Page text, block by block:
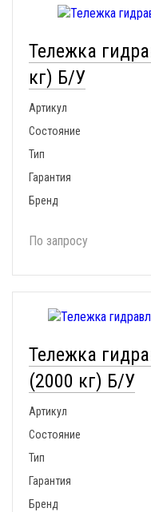
Тележка
кг) Б/У
Артикул
Состояние
Тип
Гарантия
Бренд
По запросу
Тележка
(2000 кг) Б/У
Артикул
Состояние
Тип
Гарантия
Бренд